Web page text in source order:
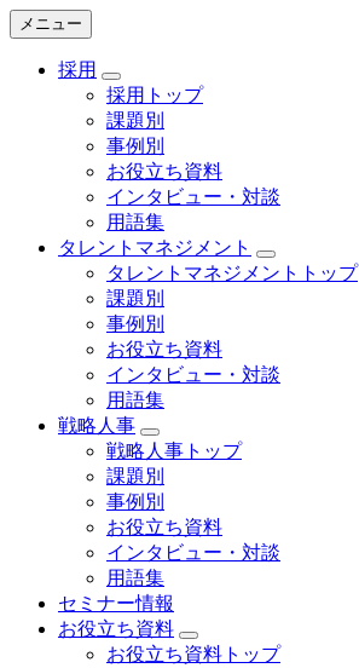
メニュー
採用
採用トップ
課題別
事例別
お役立ち資料
インタビュー・対談
用語集
タレントマネジメント
タレントマネジメントトップ
課題別
事例別
お役立ち資料
インタビュー・対談
用語集
戦略人事
戦略人事トップ
課題別
事例別
お役立ち資料
インタビュー・対談
用語集
セミナー情報
お役立ち資料
お役立ち資料トップ